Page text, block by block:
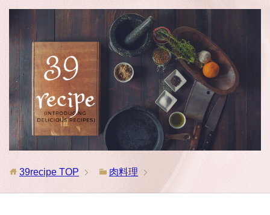
39recipe TOP 肉料理